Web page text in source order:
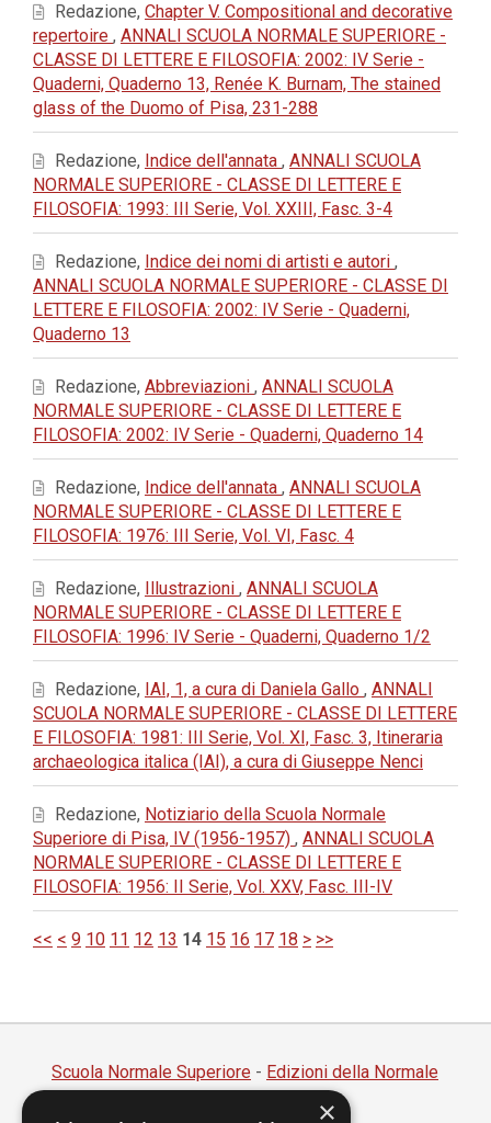
Redazione, Chapter V. Compositional and decorative
repertoire , ANNALI SCUOLA NORMALE SUPERIORE -
CLASSE DI LETTERE E FILOSOFIA: 2002: IV Serie -
Quaderni, Quaderno 13, Renée K. Burnam, The stained
glass of the Duomo of Pisa, 231-288
Redazione, Indice dell'annata , ANNALI SCUOLA
NORMALE SUPERIORE - CLASSE DI LETTERE E
FILOSOFIA: 1993: III Serie, Vol. XXIII, Fasc. 3-4
Redazione, Indice dei nomi di artisti e autori ,
ANNALI SCUOLA NORMALE SUPERIORE - CLASSE DI
LETTERE E FILOSOFIA: 2002: IV Serie - Quaderni,
Quaderno 13
Redazione, Abbreviazioni , ANNALI SCUOLA
NORMALE SUPERIORE - CLASSE DI LETTERE E
FILOSOFIA: 2002: IV Serie - Quaderni, Quaderno 14
Redazione, Indice dell'annata , ANNALI SCUOLA
NORMALE SUPERIORE - CLASSE DI LETTERE E
FILOSOFIA: 1976: III Serie, Vol. VI, Fasc. 4
Redazione, Illustrazioni , ANNALI SCUOLA
NORMALE SUPERIORE - CLASSE DI LETTERE E
FILOSOFIA: 1996: IV Serie - Quaderni, Quaderno 1/2
Redazione, IAI, 1, a cura di Daniela Gallo , ANNALI
SCUOLA NORMALE SUPERIORE - CLASSE DI LETTERE
E FILOSOFIA: 1981: III Serie, Vol. XI, Fasc. 3, Itineraria
archaeologica italica (IAI), a cura di Giuseppe Nenci
Redazione, Notiziario della Scuola Normale
Superiore di Pisa, IV (1956-1957) , ANNALI SCUOLA
NORMALE SUPERIORE - CLASSE DI LETTERE E
FILOSOFIA: 1956: II Serie, Vol. XXV, Fasc. III-IV
<< < 9 10 11 12 13 14 15 16 17 18 > >>
Scuola Normale Superiore - Edizioni della Normale
Piazza dei Cavalieri, 7 - 56126 Pisa×